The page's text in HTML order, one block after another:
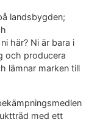
landsbygden;
här? Ni är bara i
och producera
lämnar marken till
med ett